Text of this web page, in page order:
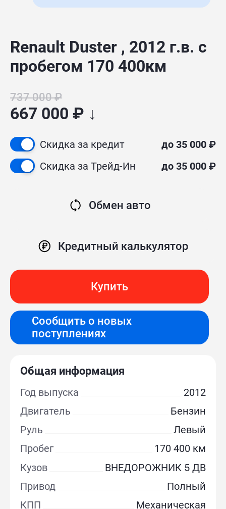
Renault Duster , 2012 г.в. с
пробегом 170 400км
737 000 ₽
667 000 ₽ ↓
Скидка за кредит
до 35 000 ₽
Скидка за Трейд-Ин
до 35 000 ₽
Обмен авто
Кредитный калькулятор
Купить
Сообщить о новых
поступлениях
Общая информация
Год выпуска
2012
Двигатель
Бензин
Руль
Левый
Пробег
170 400 км
Кузов
ВНЕДОРОЖНИК 5 ДВ
Привод
Полный
КПП
Механическая